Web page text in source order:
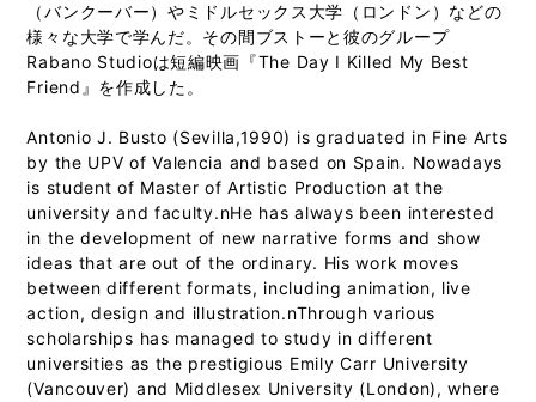
（バンクーバー）やミドルセックス大学（ロンドン）などの
様々な大学で学んだ。その間ブストーと彼のグループ
Rabano Studioは短編映画『The Day I Killed My Best
Friend』を作成した。
Antonio J. Busto (Sevilla,1990) is graduated in Fine Arts
by the UPV of Valencia and based on Spain. Nowadays
is student of Master of Artistic Production at the
university and faculty.nHe has always been interested
in the development of new narrative forms and show
ideas that are out of the ordinary. His work moves
between different formats, including animation, live
action, design and illustration.nThrough various
scholarships has managed to study in different
universities as the prestigious Emily Carr University
(Vancouver) and Middlesex University (London), where